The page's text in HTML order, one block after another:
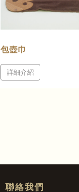
包壺巾
詳細介紹
聯絡我們